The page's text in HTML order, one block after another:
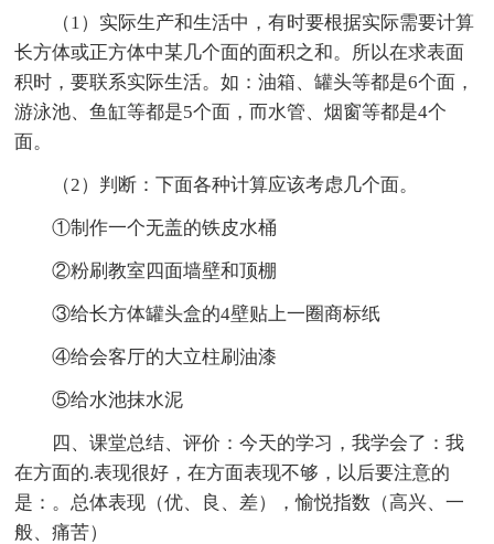
（1）实际生产和生活中，有时要根据实际需要计算
长方体或正方体中某几个面的面积之和。所以在求表面
积时，要联系实际生活。如：油箱、罐头等都是6个面，
游泳池、鱼缸等都是5个面，而水管、烟窗等都是4个
面。
（2）判断：下面各种计算应该考虑几个面。
①制作一个无盖的铁皮水桶
②粉刷教室四面墙壁和顶棚
③给长方体罐头盒的4壁贴上一圈商标纸
④给会客厅的大立柱刷油漆
⑤给水池抹水泥
四、课堂总结、评价：今天的学习，我学会了：我
在方面的.表现很好，在方面表现不够，以后要注意的
是：。总体表现（优、良、差），愉悦指数（高兴、一
般、痛苦）